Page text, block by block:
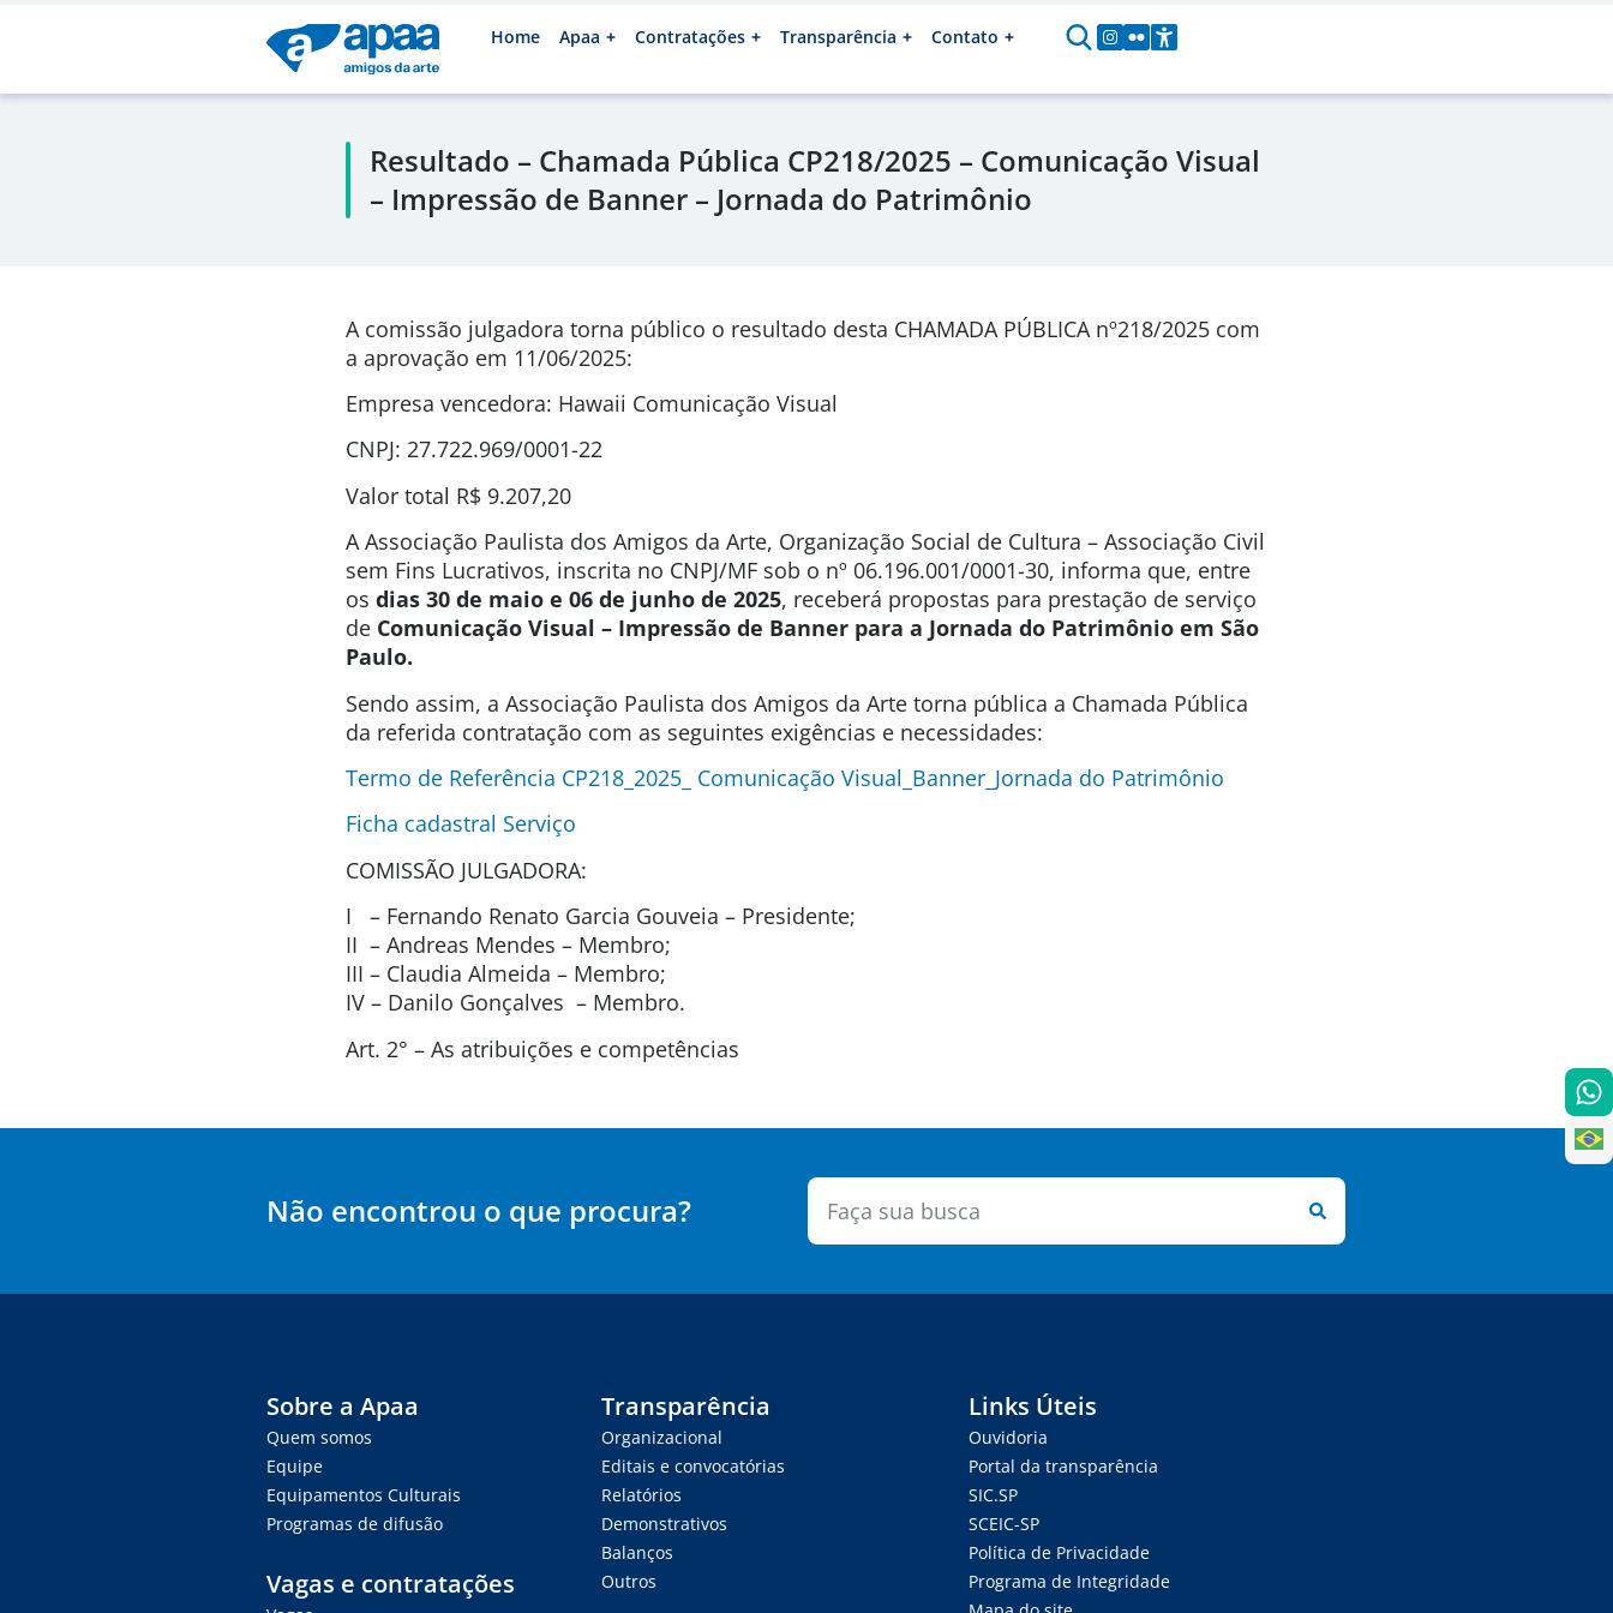
Home Apaa Contratações Transparência Contato
Resultado – Chamada Pública CP218/2025 – Comunicação Visual
– Impressão de Banner – Jornada do Patrimônio
A comissão julgadora torna público o resultado desta CHAMADA PÚBLICA nº218/2025 com
a aprovação em 11/06/2025:
Empresa vencedora: Hawaii Comunicação Visual
CNPJ: 27.722.969/0001-22
Valor total R$ 9.207,20
A Associação Paulista dos Amigos da Arte, Organização Social de Cultura – Associação Civil
sem Fins Lucrativos, inscrita no CNPJ/MF sob o nº 06.196.001/0001-30, informa que, entre
os dias 30 de maio e 06 de junho de 2025, receberá propostas para prestação de serviço
de Comunicação Visual – Impressão de Banner para a Jornada do Patrimônio em São
Paulo.
Sendo assim, a Associação Paulista dos Amigos da Arte torna pública a Chamada Pública
da referida contratação com as seguintes exigências e necessidades:
Termo de Referência CP218_2025_ Comunicação Visual_Banner_Jornada do Patrimônio
Ficha cadastral Serviço
COMISSÃO JULGADORA:
I – Fernando Renato Garcia Gouveia – Presidente;
II – Andreas Mendes – Membro;
III – Claudia Almeida – Membro;
IV – Danilo Gonçalves – Membro.
Art. 2° – As atribuições e competências
Não encontrou o que procura?
Sobre a Apaa
Quem somos
Equipe
Equipamentos Culturais
Programas de difusão
Vagas e contratações
Transparência
Organizacional
Editais e convocatórias
Relatórios
Demonstrativos
Balanços
Outros
Links Úteis
Ouvidoria
Portal da transparência
SIC.SP
SCEIC-SP
Política de Privacidade
Programa de Integridade